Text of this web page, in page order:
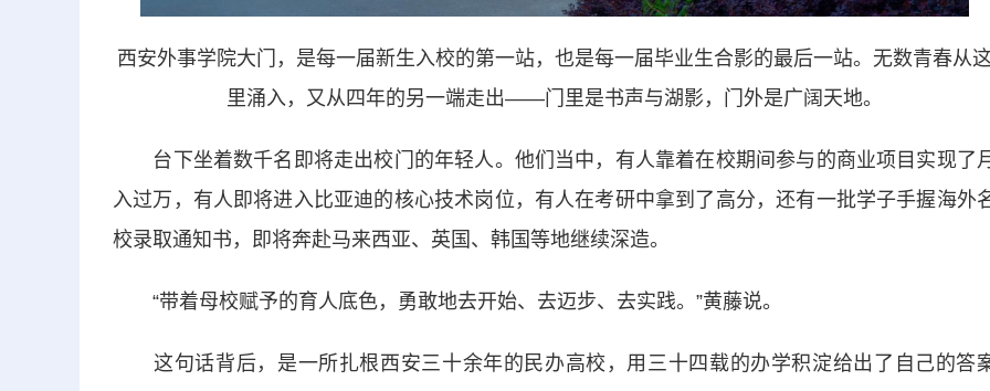
西安外事学院大门，是每一届新生入校的第一站，也是每一届毕业生合影的最后一站。无数青春从
里涌入，又从四年的另一端走出——门里是书声与湖影，门外是广阔天地。
台下坐着数千名即将走出校门的年轻人。他们当中，有人靠着在校期间参与的商业项目实现了
入过万，有人即将进入比亚迪的核心技术岗位，有人在考研中拿到了高分，还有一批学子手握海外
校录取通知书，即将奔赴马来西亚、英国、韩国等地继续深造。
“带着母校赋予的育人底色，勇敢地去开始、去迈步、去实践。”黄藤说。
这句话背后，是一所扎根西安三十余年的民办高校，用三十四载的办学积淀给出了自己的答